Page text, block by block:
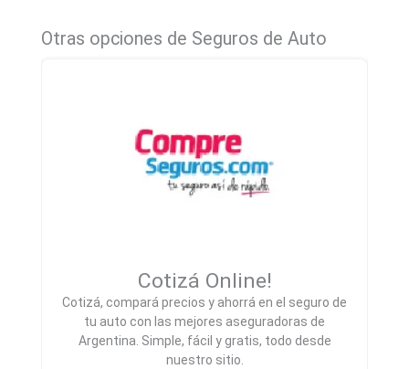
Otras opciones de Seguros de Auto
Cotizá Online!
Cotizá, compará precios y ahorrá en el seguro de
tu auto con las mejores aseguradoras de
Argentina. Simple, fácil y gratis, todo desde
nuestro sitio.